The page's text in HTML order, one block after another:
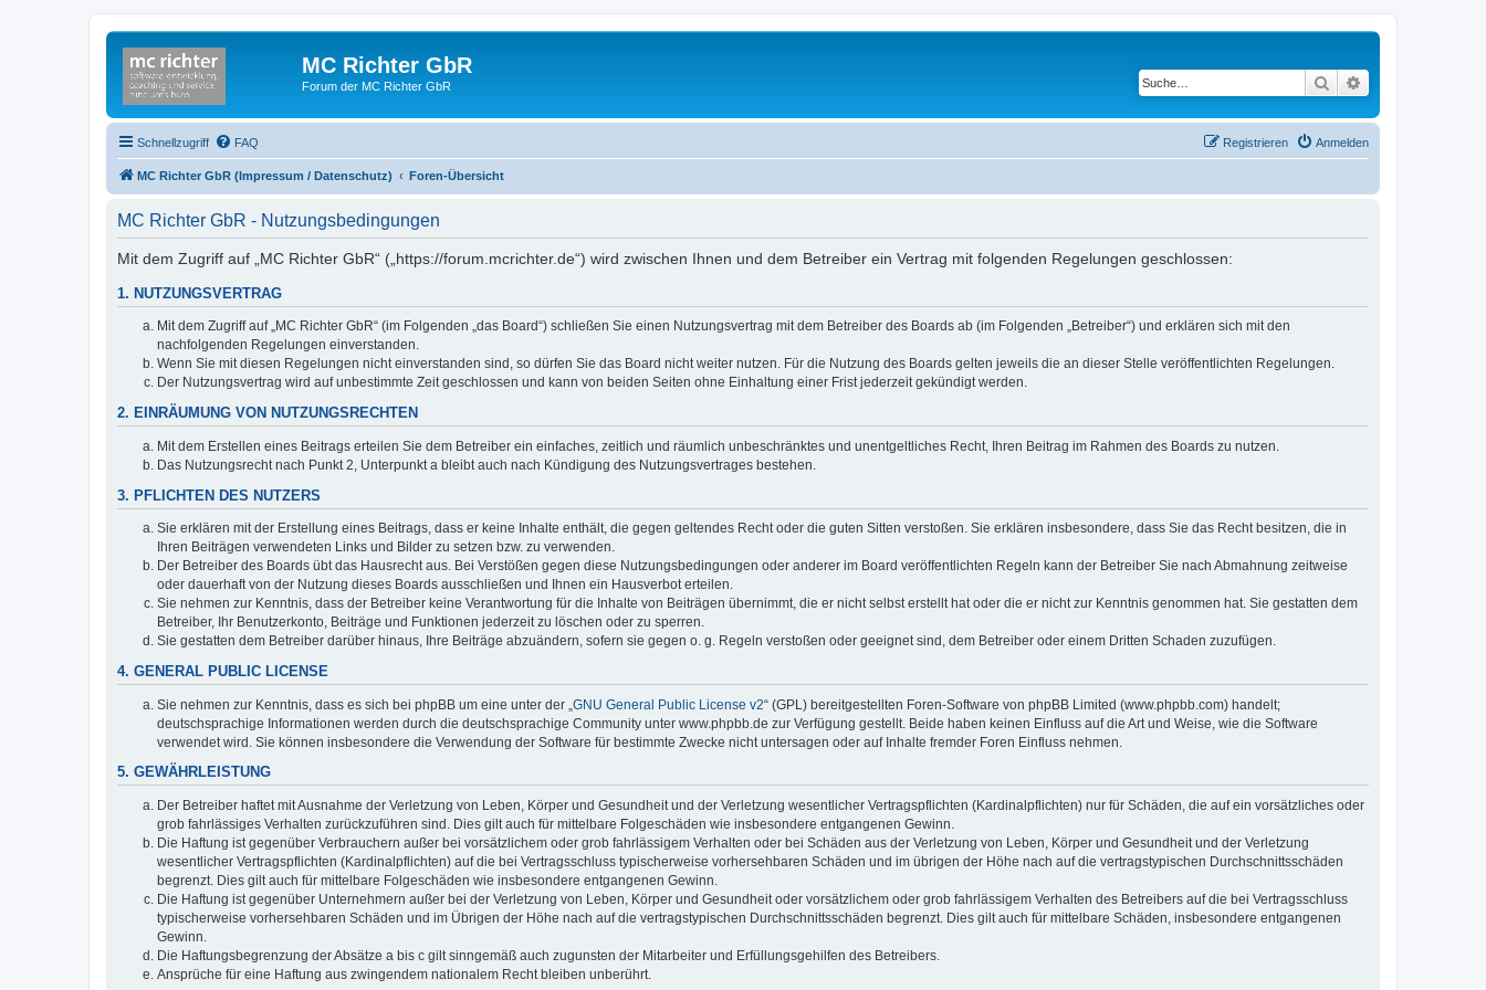
MC Richter GbR
Forum der MC Richter GbR Suche
Schnellzugriff FAQ Anmelden
Registrieren
MC Richter GbR (Impressum / Datenschutz) Foren-Übersicht
MC Richter GbR - Nutzungsbedingungen
Mit dem Zugriff auf „MC Richter GbR“ („https://forum.mcrichter.de“) wird zwischen Ihnen und dem Betreiber ein Vertrag mit folgenden Regelungen geschlossen:
1. NUTZUNGSVERTRAG
Mit dem Zugriff auf „MC Richter GbR“ (im Folgenden „das Board“) schließen Sie einen Nutzungsvertrag mit dem Betreiber des Boards ab (im Folgenden „Betreiber“) und erklären sich mit den
nachfolgenden Regelungen einverstanden.
Wenn Sie mit diesen Regelungen nicht einverstanden sind, so dürfen Sie das Board nicht weiter nutzen. Für die Nutzung des Boards gelten jeweils die an dieser Stelle veröffentlichten Regelungen.
Der Nutzungsvertrag wird auf unbestimmte Zeit geschlossen und kann von beiden Seiten ohne Einhaltung einer Frist jederzeit gekündigt werden.
2. EINRÄUMUNG VON NUTZUNGSRECHTEN
Mit dem Erstellen eines Beitrags erteilen Sie dem Betreiber ein einfaches, zeitlich und räumlich unbeschränktes und unentgeltliches Recht, Ihren Beitrag im Rahmen des Boards zu nutzen.
Das Nutzungsrecht nach Punkt 2, Unterpunkt a bleibt auch nach Kündigung des Nutzungsvertrages bestehen.
3. PFLICHTEN DES NUTZERS
Sie erklären mit der Erstellung eines Beitrags, dass er keine Inhalte enthält, die gegen geltendes Recht oder die guten Sitten verstoßen. Sie erklären insbesondere, dass Sie das Recht besitzen, die in
Ihren Beiträgen verwendeten Links und Bilder zu setzen bzw. zu verwenden.
Der Betreiber des Boards übt das Hausrecht aus. Bei Verstößen gegen diese Nutzungsbedingungen oder anderer im Board veröffentlichten Regeln kann der Betreiber Sie nach Abmahnung zeitweise
oder dauerhaft von der Nutzung dieses Boards ausschließen und Ihnen ein Hausverbot erteilen.
Sie nehmen zur Kenntnis, dass der Betreiber keine Verantwortung für die Inhalte von Beiträgen übernimmt, die er nicht selbst erstellt hat oder die er nicht zur Kenntnis genommen hat. Sie gestatten dem
Betreiber, Ihr Benutzerkonto, Beiträge und Funktionen jederzeit zu löschen oder zu sperren.
Sie gestatten dem Betreiber darüber hinaus, Ihre Beiträge abzuändern, sofern sie gegen o. g. Regeln verstoßen oder geeignet sind, dem Betreiber oder einem Dritten Schaden zuzufügen.
4. GENERAL PUBLIC LICENSE
Sie nehmen zur Kenntnis, dass es sich bei phpBB um eine unter der „ GNU General Public License v2“ (GPL) bereitgestellten Foren-Software von phpBB Limited (www.phpbb.com) handelt;
deutschsprachige Informationen werden durch die deutschsprachige Community unter www.phpbb.de zur Verfügung gestellt. Beide haben keinen Einfluss auf die Art und Weise, wie die Software
verwendet wird. Sie können insbesondere die Verwendung der Software für bestimmte Zwecke nicht untersagen oder auf Inhalte fremder Foren Einfluss nehmen.
5. GEWÄHRLEISTUNG
Der Betreiber haftet mit Ausnahme der Verletzung von Leben, Körper und Gesundheit und der Verletzung wesentlicher Vertragspflichten (Kardinalpflichten) nur für Schäden, die auf ein vorsätzliches oder
grob fahrlässiges Verhalten zurückzuführen sind. Dies gilt auch für mittelbare Folgeschäden wie insbesondere entgangenen Gewinn.
Die Haftung ist gegenüber Verbrauchern außer bei vorsätzlichem oder grob fahrlässigem Verhalten oder bei Schäden aus der Verletzung von Leben, Körper und Gesundheit und der Verletzung
wesentlicher Vertragspflichten (Kardinalpflichten) auf die bei Vertragsschluss typischerweise vorhersehbaren Schäden und im übrigen der Höhe nach auf die vertragstypischen Durchschnittsschäden
begrenzt. Dies gilt auch für mittelbare Folgeschäden wie insbesondere entgangenen Gewinn.
Die Haftung ist gegenüber Unternehmern außer bei der Verletzung von Leben, Körper und Gesundheit oder vorsätzlichem oder grob fahrlässigem Verhalten des Betreibers auf die bei Vertragsschluss
typischerweise vorhersehbaren Schäden und im Übrigen der Höhe nach auf die vertragstypischen Durchschnittsschäden begrenzt. Dies gilt auch für mittelbare Schäden, insbesondere entgangenen
Gewinn.
Die Haftungsbegrenzung der Absätze a bis c gilt sinngemäß auch zugunsten der Mitarbeiter und Erfüllungsgehilfen des Betreibers.
Ansprüche für eine Haftung aus zwingendem nationalem Recht bleiben unberührt.